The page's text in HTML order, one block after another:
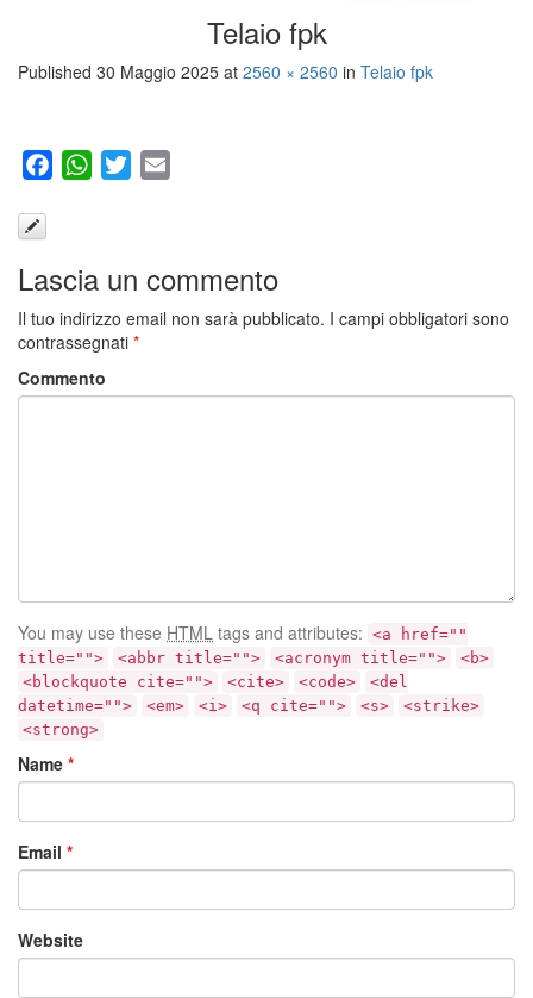
Telaio fpk
Published 30 Maggio 2025 at 2560 × 2560 in Telaio fpk
FacebookWhatsApp
Twitter
Lascia un commento
Il tuo indirizzo email non sarà pubblicato. I campi obbligatori sono
contrassegnati *
Commento
You may use these HTML tags and attributes: <a href=""
title="">
<abbr title=""> <acronym title="">
<b>
<blockquote cite="">
<cite> <code>
<del
datetime="">
<em> <i> <q cite=""> <s>
<strike>
<strong>
Name *
Email *
Website